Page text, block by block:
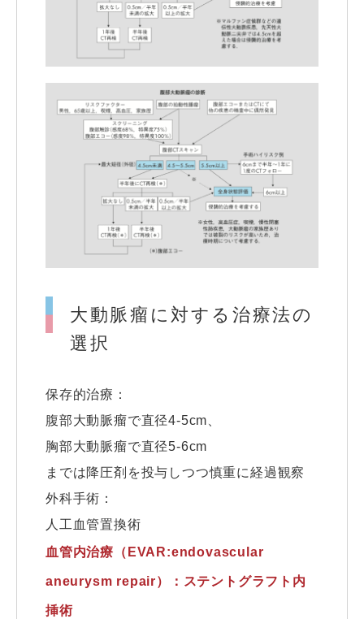
大動脈瘤に対する治療法の
選択
保存的治療：
腹部大動脈瘤で直径4-5cm、
胸部大動脈瘤で直径5-6cm
までは降圧剤を投与しつつ慎重に経過観察
外科手術：
人工血管置換術
血管内治療（EVAR:endovascular
aneurysm repair）：ステントグラフト内
挿術